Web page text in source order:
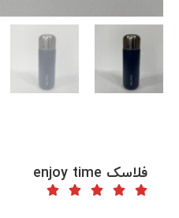
فلاسک enjoy time